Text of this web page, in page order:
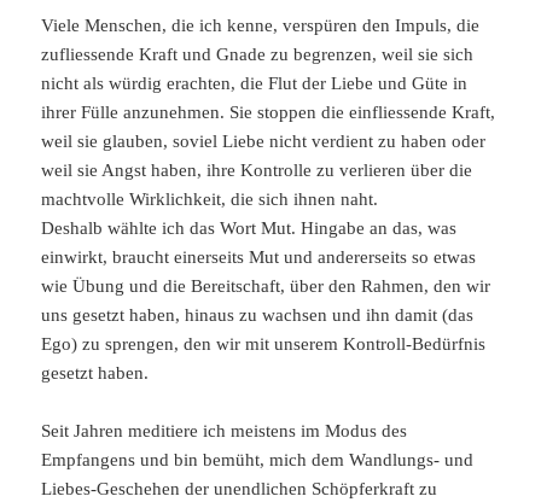
Viele Menschen, die ich kenne, verspüren den Impuls, die
zufliessende Kraft und Gnade zu begrenzen, weil sie sich
nicht als würdig erachten, die Flut der Liebe und Güte in
ihrer Fülle anzunehmen. Sie stoppen die einfliessende Kraft,
weil sie glauben, soviel Liebe nicht verdient zu haben oder
weil sie Angst haben, ihre Kontrolle zu verlieren über die
machtvolle Wirklichkeit, die sich ihnen naht.
Deshalb wählte ich das Wort Mut. Hingabe an das, was
einwirkt, braucht einerseits Mut und andererseits so etwas
wie Übung und die Bereitschaft, über den Rahmen, den wir
uns gesetzt haben, hinaus zu wachsen und ihn damit (das
Ego) zu sprengen, den wir mit unserem Kontroll-Bedürfnis
gesetzt haben.
Seit Jahren meditiere ich meistens im Modus des
Empfangens und bin bemüht, mich dem Wandlungs- und
Liebes-Geschehen der unendlichen Schöpferkraft zu